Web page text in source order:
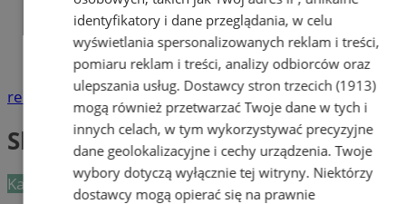
Katalog firm
Handel
Sklepy monopolowe
reklama
Sklepy monopolowe
Kategoria nie zawiera żadnych prezentacji firm.
identyfikatory i dane przeglądania, w celu
wyświetlania spersonalizowanych reklam i treści,
pomiaru reklam i treści, analizy odbiorców oraz
ulepszania usług. Dostawcy stron trzecich (1913)
mogą również przetwarzać Twoje dane w tych i
innych celach, w tym wykorzystywać precyzyjne
dane geolokalizacyjne i cechy urządzenia. Twoje
wybory dotyczą wyłącznie tej witryny. Niektórzy
dostawcy mogą opierać się na prawnie